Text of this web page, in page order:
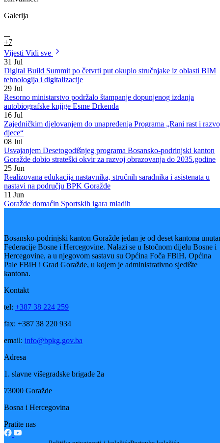
– Ovo je najmanje što smo mogli da uradimo, da prosvjetne radnike,
stručne saradnike i ostalo osoblje danas okupimo na jednom mjestu i
da im zahvalimo na svemu što su uradili, u naše ime i u ime svih
dugo primaju penziju sa svojim prijateljima i najmilijima, kao i da im
uradili – kazao je ministar Žuga istakao da su svi oni u proteklom
učenika.
On je ujedno izrazio posebnu zahvalnost nastavnicima i profesorima
koji su svoj poziv obavljali i tokom agresije na BiH u periodu 1992-
1995. godina.
Svim penzionisanim radnicima ovom prilikom su uručene posebne
zahvalnice.
Galerija